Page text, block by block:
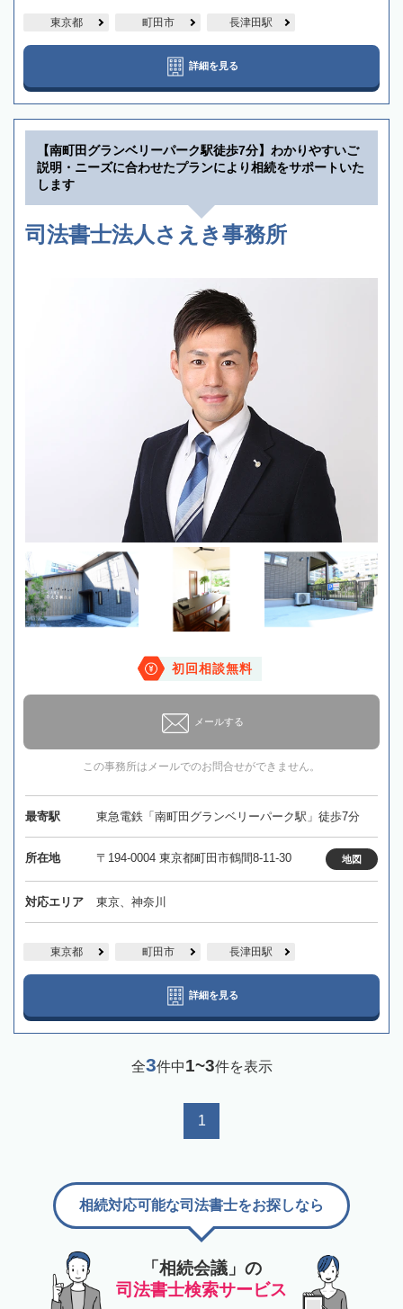
東京都 町田市 長津田駅
詳細を見る
【南町田グランベリーパーク駅徒歩7分】わかりやすいご
説明・ニーズに合わせたプランにより相続をサポートいた
します
司法書士法人さえき事務所
初回相談無料
メールする
この事務所はメールでのお問合せができません。
最寄駅 東急電鉄「南町田グランベリーパーク駅」徒歩7分
所在地 〒194-0004 東京都町田市鶴間8-11-30 地図
対応エリア 東京、神奈川
東京都 町田市 長津田駅
詳細を見る
全3件中1~3件を表示
1
「相続会議」の
司法書士検索サービス
相続対応可能な司法書士をお探しなら